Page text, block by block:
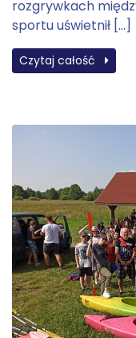
rozgrywkach
sportu uświetnił […]
Czytaj całość